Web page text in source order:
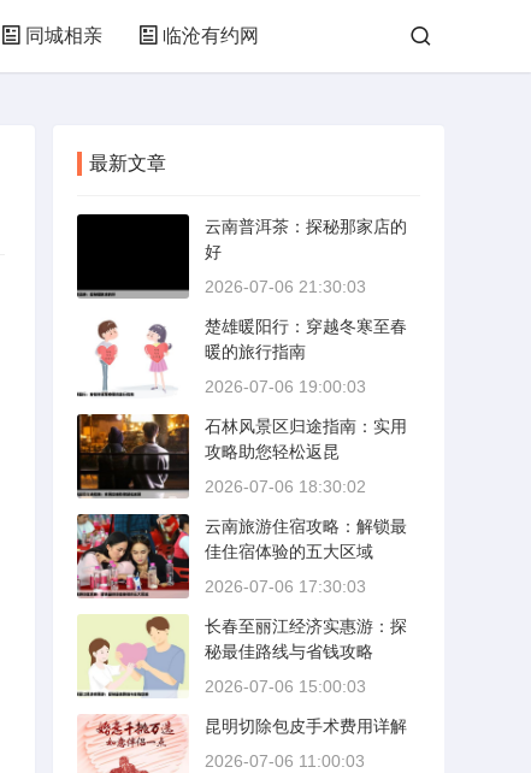
同城相亲 临沧有约网
最新文章
云南普洱茶：探秘那家店的
好
2026-07-06 21:30:03
楚雄暖阳行：穿越冬寒至春
暖的旅行指南
2026-07-06 19:00:03
石林风景区归途指南：实用
攻略助您轻松返昆
2026-07-06 18:30:02
云南旅游住宿攻略：解锁最
佳住宿体验的五大区域
2026-07-06 17:30:03
长春至丽江经济实惠游：探
秘最佳路线与省钱攻略
2026-07-06 15:00:03
昆明切除包皮手术费用详解
2026-07-06 11:00:03